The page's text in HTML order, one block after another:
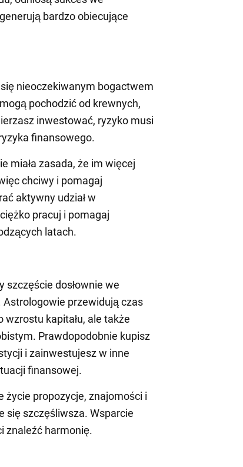
bardzo obiecujące
nieoczekiwanym bogactwem
pochodzić od krewnych,
inwestować, ryzyko musi
finansowego.
miała zasada, że im więcej
chciwy i pomagaj
aktywny udział w
pracuj i pomagaj
latach.
szczęście dosłownie we
przewidują czas
kapitału, ale także
Prawdopodobnie kupisz
i zainwestujesz w inne
finansowej.
życie propozycje, znajomości i
się szczęśliwsza. Wsparcie
znaleźć harmonię.